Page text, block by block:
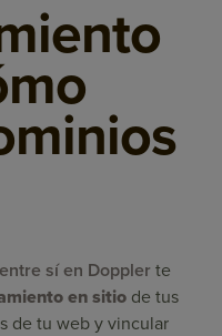
sí en Dopplerte
en sitio de tus
de tu web y vincular